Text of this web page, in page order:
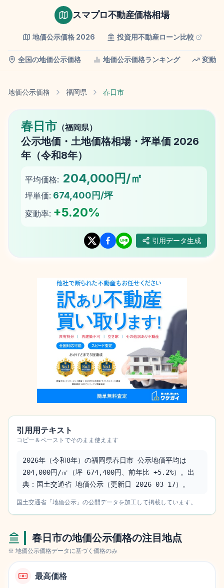
スマプロ不動産価格相場
地価公示価格 2026 投資用不動産ローン比較
全国の地価公示価格 地価公示価格ランキング 変動
地価公示価格 福岡県 春日市
春日市 （福岡県）
公示地価 ・土地価格相場・坪単価 2026
年（令和8年）
平均価格: 204,000円/㎡
坪単価: 674,400円/坪
変動率: +5.20%
引用データ生成
引用用テキスト
コピー＆ペーストでそのまま使えます
2026年（令和8年）の福岡県春日市 公示地価平均は
204,000円/㎡（坪 674,400円、前年比 +5.2%）。出
典：国土交通省 地価公示（更新日 2026-03-17）。
国土交通省「地価公示」の公開データを加工して掲載しています。
春日市の地価公示価格の注目地点
※ 地価公示価格データに基づく価格のみ
最高価格